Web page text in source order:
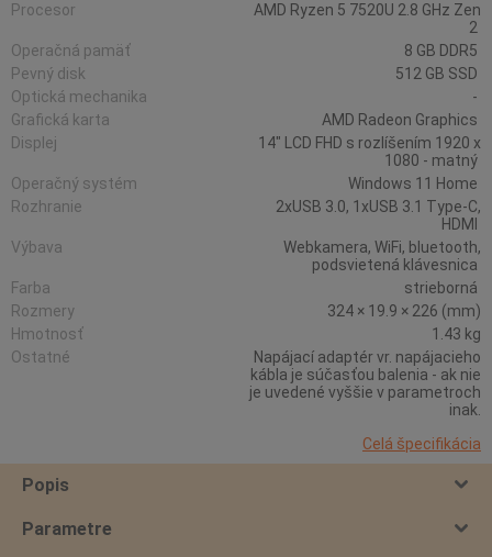
Procesor
AMD Ryzen 5 7520U 2.8 GHz Zen
2
Operačná pamäť
8 GB DDR5
Pevný disk
512 GB SSD
Optická mechanika
-
Grafická karta
AMD Radeon Graphics
Displej
14" LCD FHD s rozlíšením 1920 x
1080 - matný
Operačný systém
Windows 11 Home
Rozhranie
2xUSB 3.0, 1xUSB 3.1 Type-C,
HDMI
Výbava
Webkamera, WiFi, bluetooth,
podsvietená klávesnica
Farba
strieborná
Rozmery
324 × 19.9 × 226 (mm)
Hmotnosť
1.43 kg
Ostatné
Napájací adaptér vr. napájacieho
kábla je súčasťou balenia - ak nie
je uvedené vyššie v parametroch
inak.
Celá špecifikácia
Popis
Parametre